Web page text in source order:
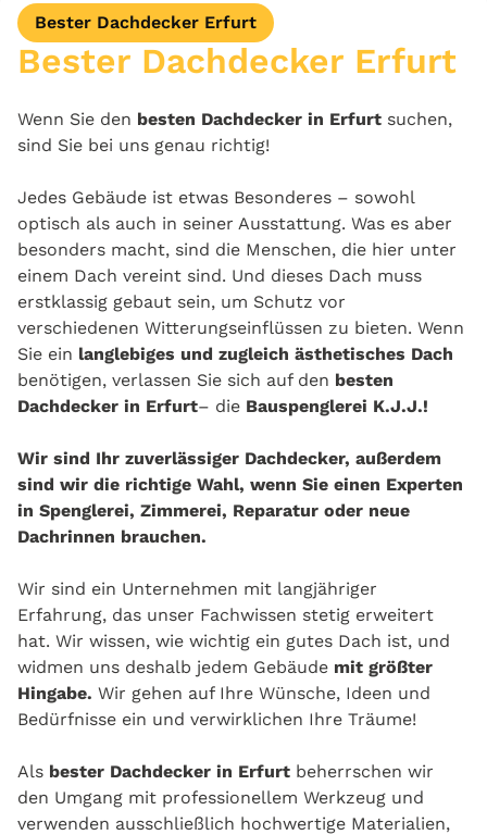
Bester Dachdecker Erfurt
Bester Dachdecker Erfurt
Wenn Sie den besten Dachdecker in Erfurt suchen,
sind Sie bei uns genau richtig!
Jedes Gebäude ist etwas Besonderes – sowohl
optisch als auch in seiner Ausstattung. Was es aber
besonders macht, sind die Menschen, die hier unter
einem Dach vereint sind. Und dieses Dach muss
erstklassig gebaut sein, um Schutz vor
verschiedenen Witterungseinflüssen zu bieten. Wenn
Sie ein langlebiges und zugleich ästhetisches Dach
benötigen, verlassen Sie sich auf den besten
Dachdecker in Erfurt– die Bauspenglerei K.J.J.!
Wir sind Ihr zuverlässiger Dachdecker, außerdem
sind wir die richtige Wahl, wenn Sie einen Experten
in Spenglerei, Zimmerei, Reparatur oder neue
Dachrinnen brauchen.
Wir sind ein Unternehmen mit langjähriger
Erfahrung, das unser Fachwissen stetig erweitert
hat. Wir wissen, wie wichtig ein gutes Dach ist, und
widmen uns deshalb jedem Gebäude mit größter
Hingabe. Wir gehen auf Ihre Wünsche, Ideen und
Bedürfnisse ein und verwirklichen Ihre Träume!
Als bester Dachdecker in Erfurt beherrschen wir
den Umgang mit professionellem Werkzeug und
verwenden ausschließlich hochwertige Materialien,